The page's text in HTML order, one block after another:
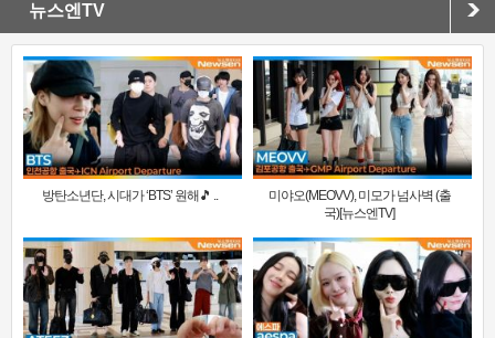
뉴스엔TV
방탄소년단, 시대가 ‘BTS’ 원해🎵 ..
미야오(MEOVV), 미모가 넘사벽 (출
국)[뉴스엔TV]